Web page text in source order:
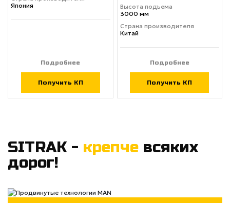
Япония
Подробнее
Получить КП
Высота подъема
3000 мм
Страна производителя
Китай
Подробнее
Получить КП
SITRAK - крепче всяких
дорог!